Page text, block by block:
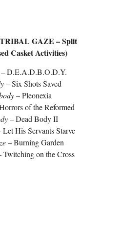
GAZE – Split
Casket Activities)
D.E.A.D.B.O.D.Y.
– Six Shots Saved
– Pleonexia
of the Reformed
– Dead Body II
His Servants Starve
– Burning Garden
on the Cross